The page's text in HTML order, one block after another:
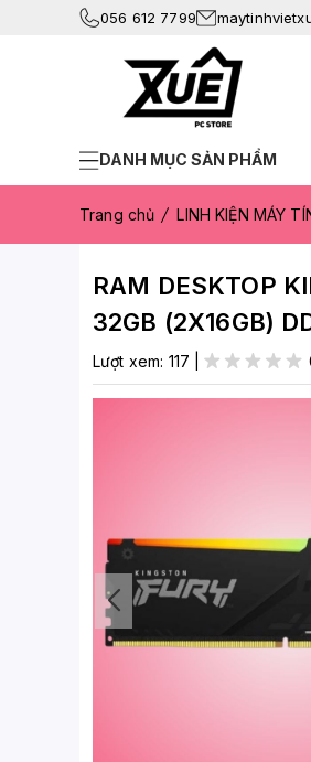
056 612 7799
DANH MỤC SẢN PHẨM
Trang chủ LINH KIỆN MÁY
RAM DESKTOP
32GB (2X16GB)
Lượt xem: 117 |